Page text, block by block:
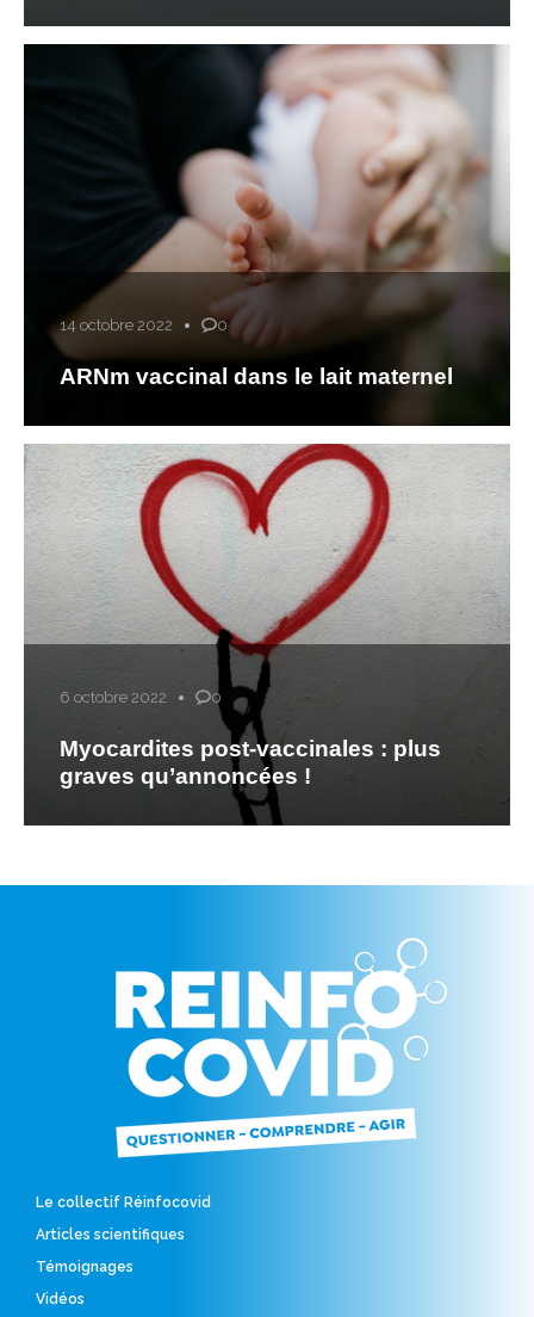
14 octobre 2022 0
ARNm vaccinal dans le lait maternel
6 octobre 2022 0
Myocardites post-vaccinales : plus
graves qu’annoncées !
Le collectif Réinfocovid
Articles scientifiques
Témoignages
Vidéos